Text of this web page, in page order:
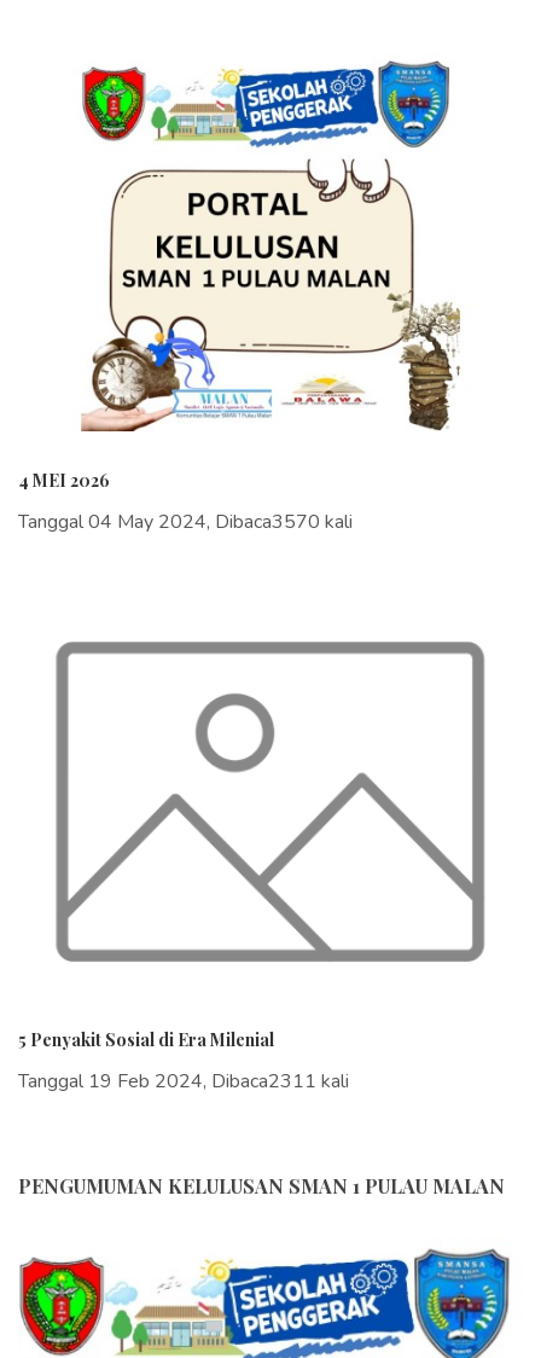
PENGUMUMAN KELULUSAN SMAN 1 PULAU MALAN
4 MEI 2026
Tanggal 04 May 2024, Dibaca3570 kali
5 Penyakit Sosial di Era Milenial
Tanggal 19 Feb 2024, Dibaca2311 kali